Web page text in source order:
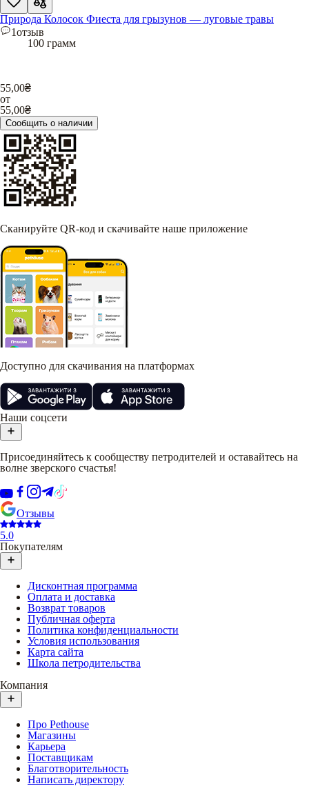
Природа Колосок Фиеста для грызунов — луговые травы
1отзыв
100 грамм
55,00₴
от
55,00₴
Сообщить о наличии
Сканируйте QR-код и скачивайте наше приложение
Доступно для скачивания на платформах
Наши соцсети
Присоединяйтесь к сообществу петродителей и оставайтесь на
волне зверского счастья!
Отзывы
5.0
Покупателям
Дисконтная программа
Оплата и доставка
Возврат товаров
Публичная оферта
Политика конфиденциальности
Условия использования
Карта сайта
Школа петродительства
Компания
Про Pethouse
Магазины
Карьера
Поставщикам
Благотворительность
Написать директору